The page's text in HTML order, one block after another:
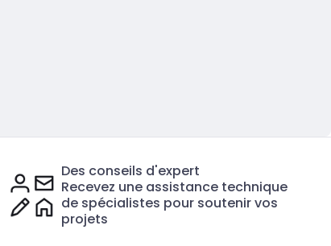
Des conseils d'expert
Recevez une assistance technique
de spécialistes pour soutenir vos
projets